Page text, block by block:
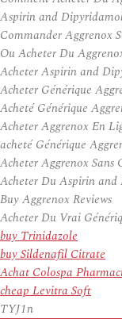
Aspirin and
Commander Aggrenox
Ou Acheter Du
Acheter Aspirin and
Acheter Générique
Acheté Générique
Acheter Aggrenox En
acheté Générique
Acheter Aggrenox Sans
Acheter Du Aspirin
Buy Aggrenox Reviews
Acheter Du Vrai
buy Trinidazole
buy Sildenafil Citrate
Achat Colospa
cheap Levitra Soft
TYJ1n